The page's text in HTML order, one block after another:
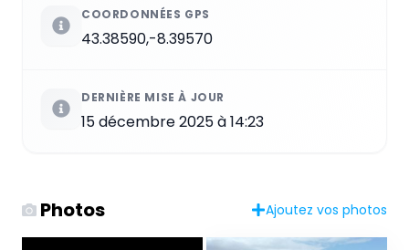
COORDONNÉES GPS
43.38590,-8.39570
DERNIÈRE MISE À JOUR
15 décembre 2025 à 14:23
Photos Ajoutez vos photos